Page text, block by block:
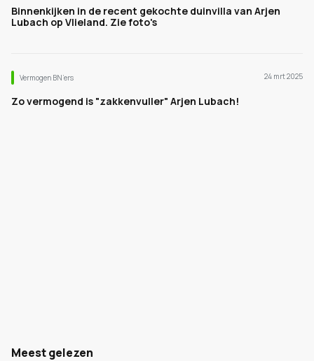
Binnenkijken in de recent gekochte duinvilla van Arjen
Lubach op Vlieland. Zie foto's
Vermogen BN’ers 24 mrt 2025
Zo vermogend is "zakkenvuller" Arjen Lubach!
Meest gelezen